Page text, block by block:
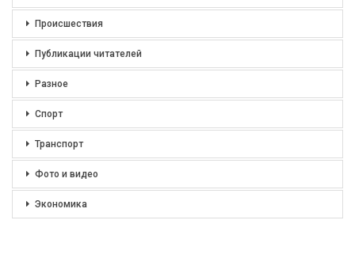
Происшествия
Публикации читателей
Разное
Спорт
Транспорт
Фото и видео
Экономика